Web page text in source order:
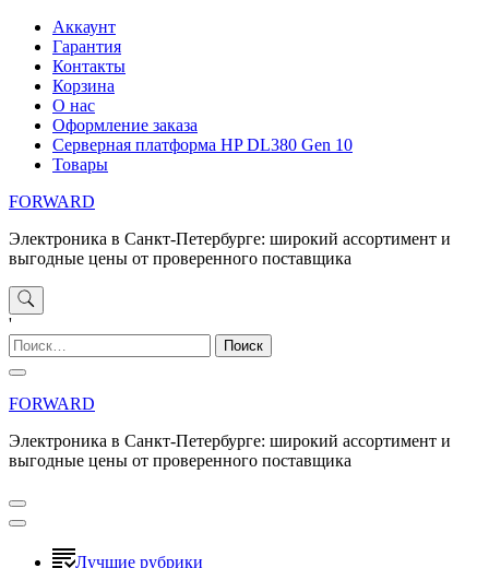
Перейти
содержимому
Аккаунт
Гарантия
Контакты
Корзина
О нас
Оформление заказа
Серверная платформа HP DL380 Gen 10
Товары
FORWARD
Электроника в Санкт-Петербурге: широкий ассортимент и
выгодные цены от проверенного поставщика
'
Найти:
FORWARD
Электроника в Санкт-Петербурге: широкий ассортимент и
выгодные цены от проверенного поставщика
Лучшие рубрики